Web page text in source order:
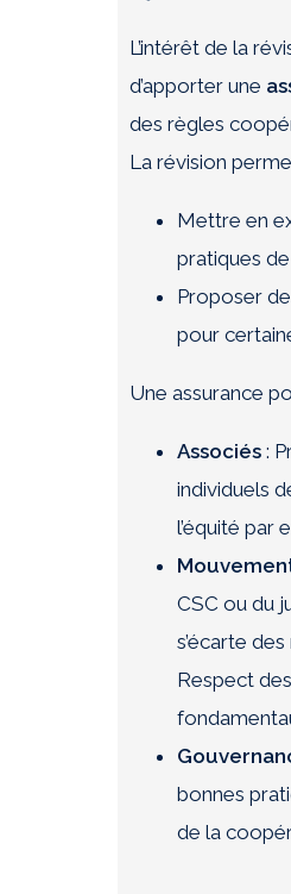
L’intérêt de la
d’apporter une
des règles
La révision
Mettre en
pratiques
Proposer
pour
Une assurance
Associés:
individuels
l’équité par
CSC ou du
s’écarte
Respect
bonnes
de la